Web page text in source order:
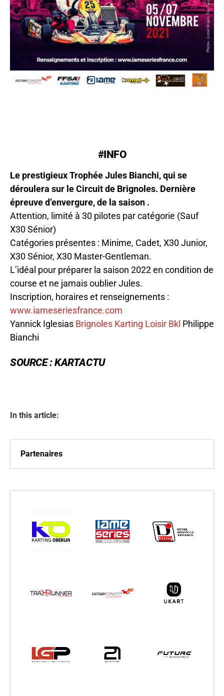
#INFO
Le prestigieux Trophée Jules Bianchi, qui se
déroulera sur le Circuit de Brignoles. Dernière
épreuve d’envergure, de la saison .
Attention, limité à 30 pilotes par catégorie (Sauf
X30 Sénior)
Catégories présentes : Minime, Cadet, X30 Junior,
X30 Sénior, X30 Master-Gentleman.
L’idéal pour préparer la saison 2022 en condition de
course et ne jamais oublier Jules.
Inscription, horaires et renseignements :
www.iameseriesfrance.com
Yannick Iglesias Brignoles Karting Loisir Bkl Philippe
Bianchi
SOURCE : KARTACTU
In this article:
Partenaires